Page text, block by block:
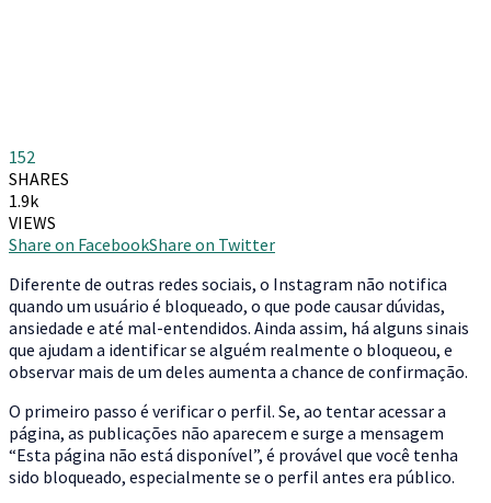
152
SHARES
1.9k
VIEWS
Share on FacebookShare on Twitter
Diferente de outras redes sociais, o Instagram não notifica
quando um usuário é bloqueado, o que pode causar dúvidas,
ansiedade e até mal-entendidos. Ainda assim, há alguns sinais
que ajudam a identificar se alguém realmente o bloqueou, e
observar mais de um deles aumenta a chance de confirmação.
O primeiro passo é verificar o perfil. Se, ao tentar acessar a
página, as publicações não aparecem e surge a mensagem
“Esta página não está disponível”, é provável que você tenha
sido bloqueado, especialmente se o perfil antes era público.